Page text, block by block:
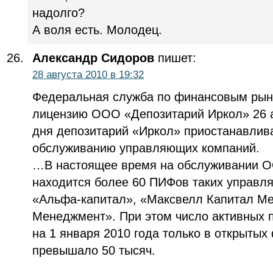
надолго?
А воля есть. Молодец.
Александр Сидоров пишет:
28 августа 2010 в 19:32
Федеральная служба по финансовым
лицензию ООО «Депозитарий Иркол» 26
дня депозитарий «Иркол»
обслуживанию управляющих компаний.
…В настоящее время на обслуживании
находится более 60 ПИФов таких
«Альфа-капитал», «Максвелл Капитал
Менеджмент». При этом число активных
на 1 января 2010 года только в
превышало 50 тысяч.